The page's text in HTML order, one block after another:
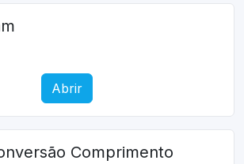
Abrir
Comprimento